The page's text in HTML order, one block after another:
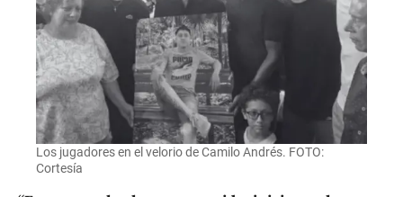
Los jugadores en el velorio de Camilo Andrés. FOTO:
Cortesía